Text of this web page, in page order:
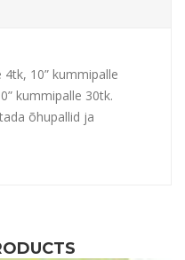
10” kummipalle
kummipalle 30tk.
õhupallid ja